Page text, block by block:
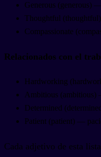
Generous (generous)
Thoughtful
Compassionate
Relacionados con el
Hardworking
Ambitious (ambitious)
Determined
Patient (patient) —
Cada adjetivo de esta